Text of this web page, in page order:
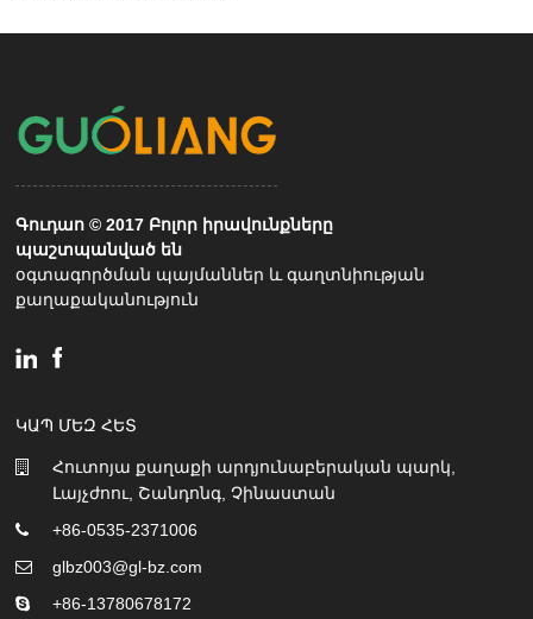
Գուդաո © 2017 Բոլոր իրավունքները
պաշտպանված են
օգտագործման պայմաններ և գաղտնիության
քաղաքականություն
ԿԱՊ ՄԵԶ ՀԵՏ
Հուտոյա քաղաքի արդյունաբերական պարկ,
Լայչժոու, Շանդոնգ, Չինաստան
+86-0535-2371006
glbz003@gl-bz.com
+86-13780678172